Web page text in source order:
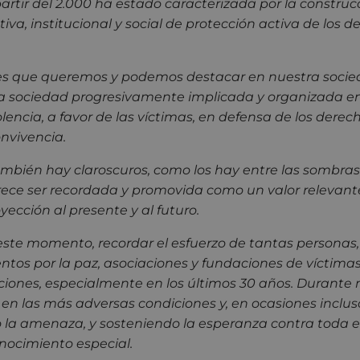
del 2.000 ha estado caracterizada por la
institucional y social de protección activa de los
que queremos y podemos destacar en nuestra
sociedad progresivamente implicada y organizada
a favor de las víctimas, en defensa de los
hay claroscuros, como los hay entre las
ser recordada y promovida como un valor
al presente y al futuro.
momento, recordar el esfuerzo de tantas
por la paz, asociaciones y fundaciones de
especialmente en los últimos 30 años. Durante
las más adversas condiciones y, en ocasiones
amenaza, y sosteniendo la esperanza contra toda
especial.